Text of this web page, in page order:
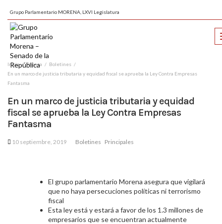
Grupo Parlamentario MORENA, LXVI Legislatura
Inicio Prensa
Boletines
En un marco de justicia tributaria y equidad fiscal se aprueba la Ley Contra Empresas
Fantasma
En un marco de justicia tributaria y equidad
fiscal se aprueba la Ley Contra Empresas
Fantasma
10 septiembre, 2019 Boletines Principales
El grupo parlamentario Morena asegura que vigilará
que no haya persecuciones políticas ni terrorismo
fiscal
Esta ley está y estará a favor de los 1.3 millones de
empresarios que se encuentran actualmente